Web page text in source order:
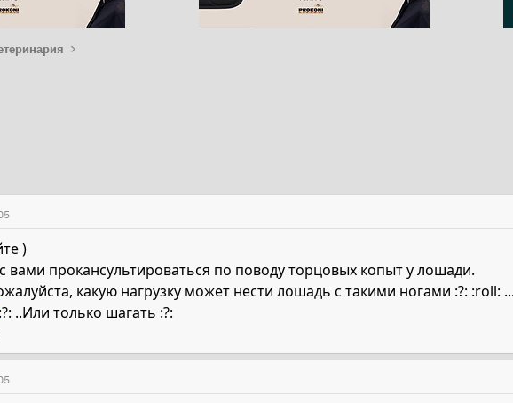
)
вами прокансультироваться по поводу торцовых копыт у лошади.
какую нагрузку может нести лошадь с такими ногами :?:
:?: ..Или только шагать :?: